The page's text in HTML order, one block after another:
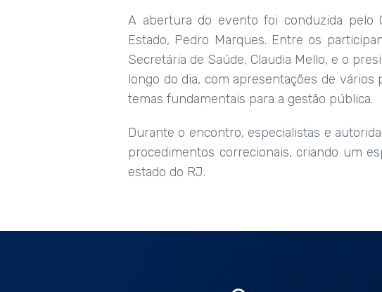
A abertura do evento foi conduzida pelo
Estado, Pedro Marques. Entre os
Secretária de Saúde, Claudia Mello, e o
longo do dia, com apresentações de
temas fundamentais para a gestão pública.
Durante o encontro, especialistas e
procedimentos correcionais, criando um
estado do RJ.